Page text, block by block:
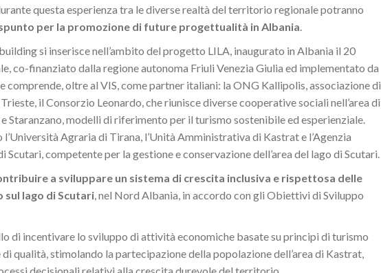
questa esperienza tra le diverse realtà del territorio regionale potranno
per la promozione di future progettualità in Albania
si inserisce nell’ambito del progetto LILA, inaugurato in Albania il 20
co-finanziato dalla regione autonoma Friuli Venezia Giulia ed implementato da
comprende, oltre al VIS, come partner italiani: la ONG Kallipolis, associazione di
il Consorzio Leonardo, che riunisce diverse cooperative sociali nell’area di
Staranzano, modelli di riferimento per il turismo sostenibile ed esperienziale.
Agraria di Tirana, l’Unità Amministrativa di Kastrat e l’Agenzia
competente per la gestione e conservazione dell’area del lago di Scutari.
a sviluppare un sistema di crescita inclusiva e rispettosa delle
lago di Scutari , nel Nord Albania, in accordo con gli Obiettivi di Sviluppo
di incentivare lo sviluppo di attività economiche basate su principi di turismo
qualità, stimolando la partecipazione della popolazione dell’area di Kastrat,
decisionali relativi alla crescita durevole del territorio.